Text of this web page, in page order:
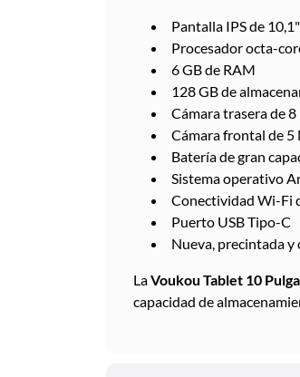
Pantalla IPS de
Procesador octa-
6 GB de RAM
128 GB de
Cámara trasera de
Cámara frontal de 5
Batería de gran
Sistema operativo
Conectividad Wi-Fi
Puerto USB Tipo-C
Nueva, precintada y
LaVoukou Tablet 10
capacidad de